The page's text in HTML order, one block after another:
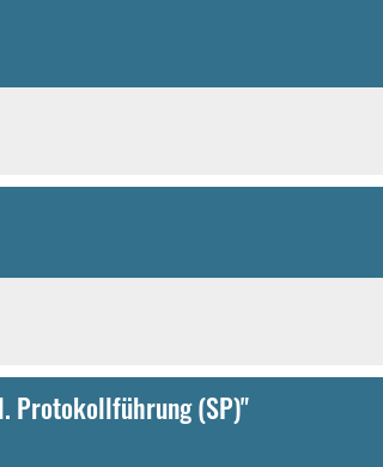
Protokollführung (SP)"